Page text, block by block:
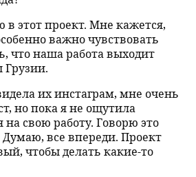
в этот проект. Мне кажется,
важно чувствовать
что наша работа выходит
Грузии.
их инстаграм, мне очень
но пока я не ощутила
свою работу. Говорю это
Думаю, все впереди. Проект
чтобы делать какие-то